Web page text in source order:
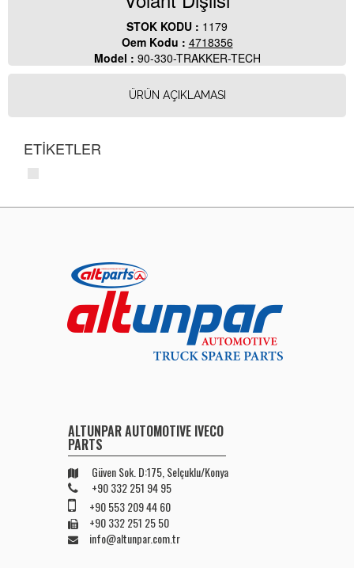
STOK KODU : 1179
Oem Kodu : 4718356
Model : 90-330-TRAKKER-TECH
ÜRÜN AÇIKLAMASI
ETİKETLER
ALTUNPAR AUTOMOTIVE IVECO
PARTS
Güven Sok. D:175, Selçuklu/Konya
+90 332 251 94 95
+90 553 209 44 60
+90 332 251 25 50
info@altunpar.com.tr